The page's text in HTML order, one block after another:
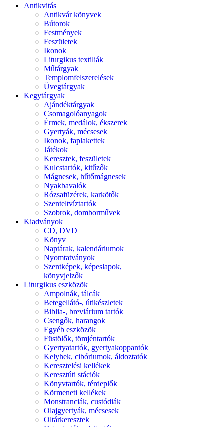
Antikvitás
Antikvár könyvek
Bútorok
Festmények
Feszületek
Ikonok
Liturgikus textiliák
Műtárgyak
Templomfelszerelések
Üvegtárgyak
Kegytárgyak
Ajándéktárgyak
Csomagolóanyagok
Érmek, medálok, ékszerek
Gyertyák, mécsesek
Ikonok, faplakettek
Játékok
Keresztek, feszületek
Kulcstartók, kitűzők
Mágnesek, hűtőmágnesek
Nyakbavalók
Rózsafüzérek, karkötők
Szenteltvíztartók
Szobrok, domborművek
Kiadványok
CD, DVD
Könyv
Naptárak, kalendáriumok
Nyomtatványok
Szentképek, képeslapok,
könyvjelzők
Liturgikus eszközök
Ampolnák, tálcák
Betegellátó-, útikészletek
Biblia-, breviárium tartók
Csengők, harangok
Egyéb eszközök
Füstölők, tömjéntartók
Gyertyatartók, gyertyakoppantók
Kelyhek, cibóriumok, áldoztatók
Keresztelési kellékek
Keresztúti stációk
Könyvtartók, térdeplők
Körmeneti kellékek
Monstranciák, custódiák
Olajgyertyák, mécsesek
Oltárkeresztek